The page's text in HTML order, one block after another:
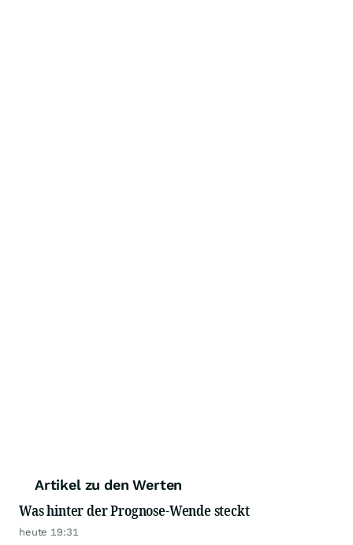
Artikel zu den Werten
Was hinter der Prognose-Wende steckt
heute 19:31